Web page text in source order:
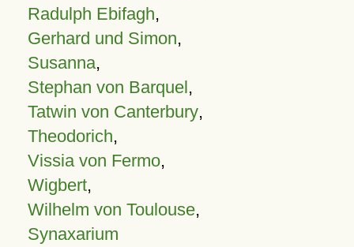
Radulph Ebifagh,
Gerhard und Simon,
Susanna,
Stephan von Barquel,
Tatwin von Canterbury,
Theodorich,
Vissia von Fermo,
Wigbert,
Wilhelm von Toulouse,
Synaxarium